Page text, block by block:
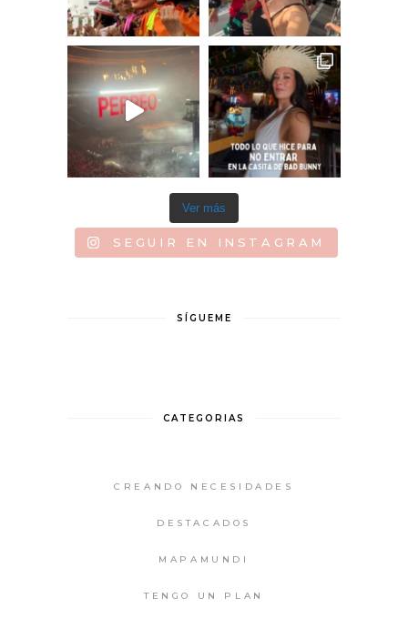
Ver más
SEGUIR EN INSTAGRAM
SÍGUEME
CATEGORIAS
CREANDO NECESIDADES
DESTACADOS
MAPAMUNDI
TENGO UN PLAN